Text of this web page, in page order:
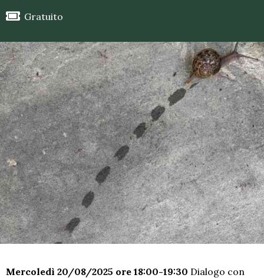
Gratuito
Mercoledì 20/08/2025 ore 18:00-19:30 Dialogo con